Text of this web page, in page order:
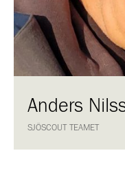
Anders
SJÖSCOUT TEAMET